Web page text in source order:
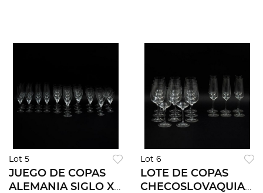
Lot 5
JUEGO DE COPAS
ALEMANIA SIGLO XX
Lot 6
LOTE DE COPAS
CHECOSLOVAQUIA